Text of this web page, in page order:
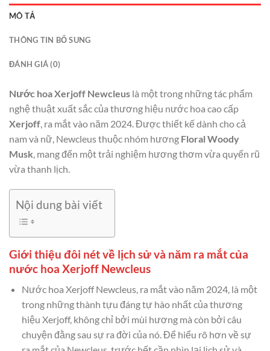
MÔ TẢ
THÔNG TIN BỔ SUNG
ĐÁNH GIÁ (0)
Nước hoa Xerjoff Newcleus là một trong những tác phẩm
nghệ thuật xuất sắc của thương hiệu nước hoa cao cấp
Xerjoff , ra mắt vào năm 2024. Được thiết kế dành cho cả
nam và nữ, Newcleus thuộc nhóm hương Floral Woody
Musk , mang đến một trải nghiệm hương thơm vừa quyến rũ
vừa thanh lịch.
Nội dung bài viết
Giới thiệu đôi nét về lịch sử và năm ra mắt của
nước hoa Xerjoff Newcleus
Nước hoa Xerjoff Newcleus, ra mắt vào năm 2024, là một
trong những thành tựu đáng tự hào nhất của thương
hiệu Xerjoff, không chỉ bởi mùi hương mà còn bởi câu
chuyện đằng sau sự ra đời của nó. Để hiểu rõ hơn về sự